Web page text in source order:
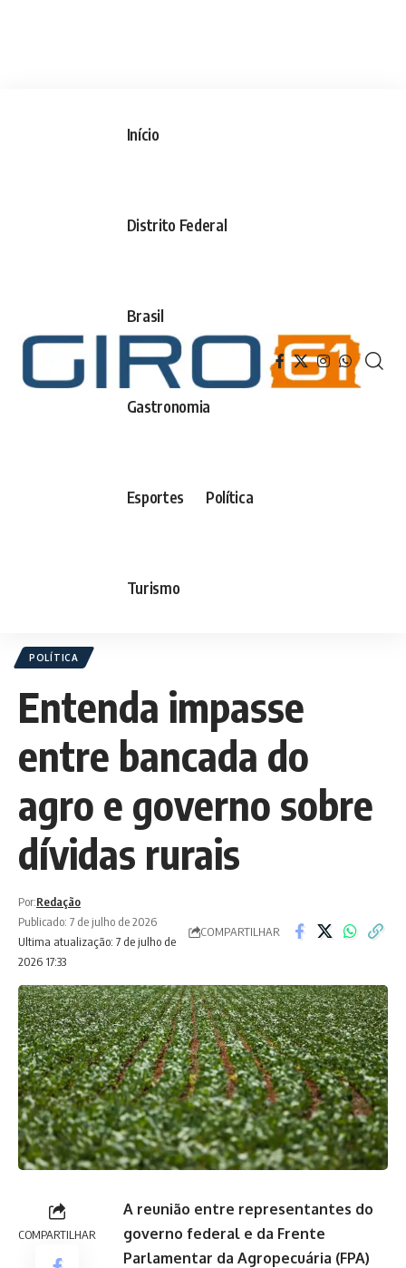
Início
Distrito Federal
Brasil
Gastronomia
Esportes Política
Turismo
POLÍTICA
Entenda impasse
entre bancada do
agro e governo sobre
dívidas rurais
Ultima atualização: 7 de julho de
2026 17:33
Por:Redação
Publicado: 7 de julho de 2026
COMPARTILHAR
COMPARTILHAR
A reunião entre representantes do
governo federal e da Frente
Parlamentar da Agropecuária (FPA)